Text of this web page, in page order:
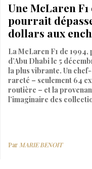
Une McLaren
pourrait
dollars aux
La McLaren F1 de
d’Abu Dhabi le 5
la plus vibrante. Un
rareté – seulement 64
routière – et la
l’imaginaire des
ParMARIE BENOIT